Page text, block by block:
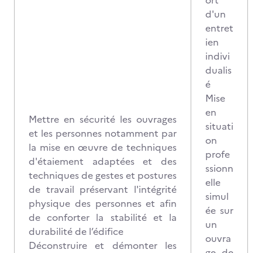
Mettre en sécurité les ouvrages
et les personnes notamment par
la mise en œuvre de techniques
d'étaiement adaptées et des
techniques de gestes et postures
de travail préservant l'intégrité
physique des personnes et afin
de conforter la stabilité et la
durabilité de l’édifice
Déconstruire et démonter les
d'un
entret
ien
indivi
dualis
é
Mise
en
situati
on
profe
ssionn
elle
simul
ée sur
un
ouvra